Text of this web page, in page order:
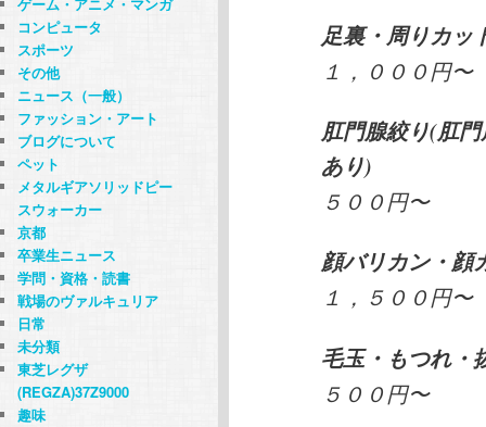
足裏・周りカッ
１，０００円〜
肛門腺絞り(肛
あり)
５００円〜
顔バリカン・顔
１，５００円〜
毛玉・もつれ・
５００円〜
ゲーム・アニメ・マンガ
コンピュータ
スポーツ
その他
ニュース（一般）
ファッション・アート
ブログについて
ペット
メタルギアソリッドピー
スウォーカー
京都
卒業生ニュース
学問・資格・読書
戦場のヴァルキュリア
日常
未分類
東芝レグザ
(REGZA)37Z9000
趣味